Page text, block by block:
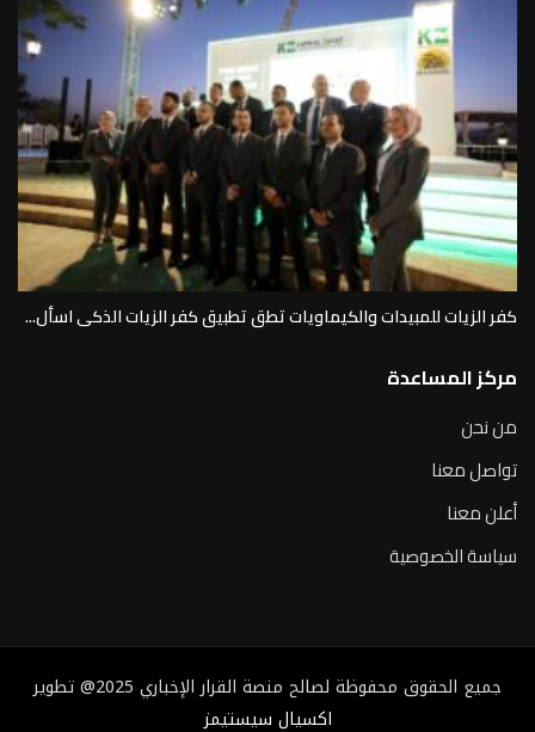
كفر الزيات للمبيدات والكيماويات تطق تطبيق كفر الزيات الذكى اسأل...
مركز المساعدة
من نحن
تواصل معنا
أعلن معنا
سياسة الخصوصية
جميع الحقوق محفوظة لصالح منصة القرار الإخباري 2025@ تطوير
اكسيال سيستيمز